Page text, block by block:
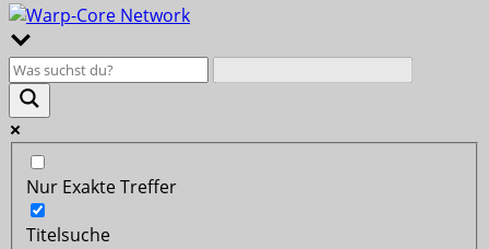
Nur Exakte Treffer
Titelsuche